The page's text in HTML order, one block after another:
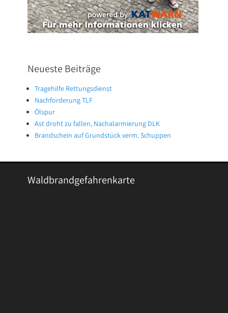
Neueste Beiträge
Tragehilfe Rettungsdienst
Nachforderung TLF
Ölspur
Ast droht zu fallen, Nachalarmierung DLK
Brandschein auf Grundstück verm. Schuppen
Waldbrandgefahrenkarte